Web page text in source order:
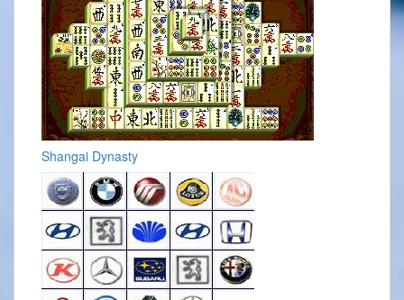
Shangai Dynasty